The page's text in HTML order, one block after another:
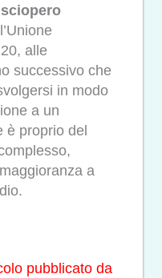
sciopero
alle
successivo che
in modo
a un
è proprio del
a
pubblicato da